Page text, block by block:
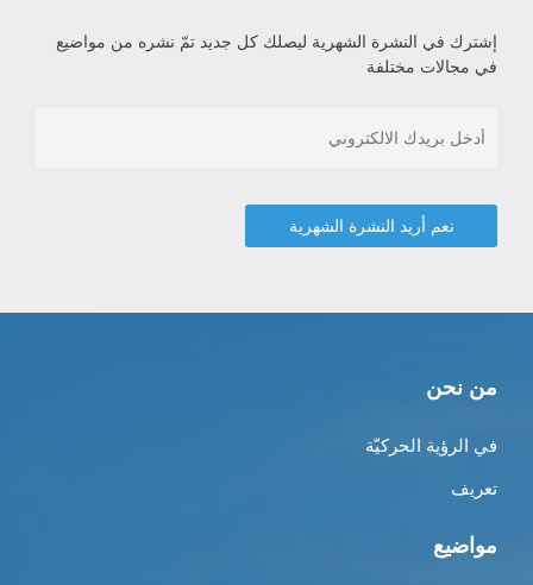
إشترك في النشرة الشهرية ليصلك كل جديد تمّ نشره من مواضيع
في مجالات مختلفة
من نحن
في الرؤية الحركيّة
تعريف
مواضيع